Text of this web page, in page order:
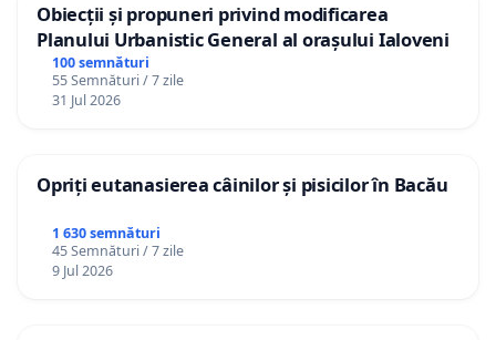
Obiecții și propuneri privind modificarea
Planului Urbanistic General al orașului Ialoveni
100 semnături
55 Semnături / 7 zile
31 Jul 2026
Opriți eutanasierea câinilor și pisicilor în Bacău
1 630 semnături
45 Semnături / 7 zile
9 Jul 2026